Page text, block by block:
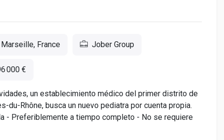
France Jober Group
000 €
un establecimiento médico del primer distrito de
du-Rhône, busca un nuevo pediatra por cuenta propia.
- Preferiblemente a tiempo completo - No se requiere